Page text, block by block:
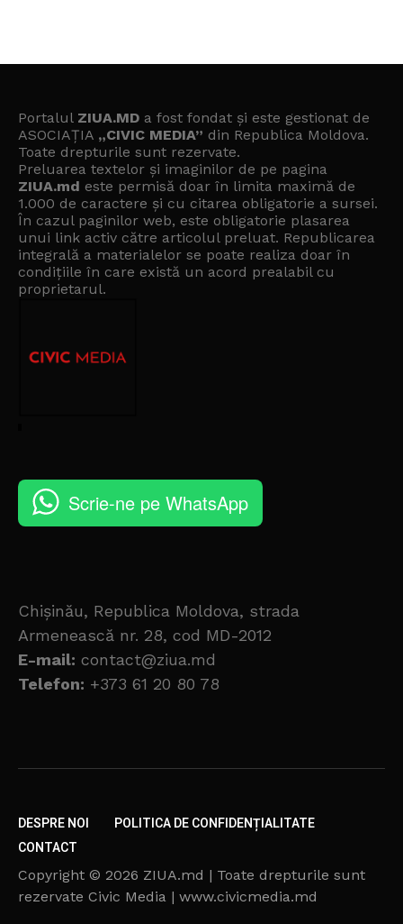
Portalul ZIUA.MD a fost fondat și este gestionat de
ASOCIAȚIA „CIVIC MEDIA” din Republica Moldova.
Toate drepturile sunt rezervate.
Preluarea textelor și imaginilor de pe pagina
ZIUA.md este permisă doar în limita maximă de
1.000 de caractere și cu citarea obligatorie a sursei.
În cazul paginilor web, este obligatorie plasarea
unui link activ către articolul preluat. Republicarea
integrală a materialelor se poate realiza doar în
condițiile în care există un acord prealabil cu
proprietarul.
Scrie-ne pe WhatsApp
Chișinău, Republica Moldova, strada
Armenească nr. 28, cod MD-2012
E-mail: contact@ziua.md
Telefon: +373 61 20 80 78
DESPRE NOI
POLITICA DE CONFIDENȚIALITATE
CONTACT
Copyright © 2026 ZIUA.md | Toate drepturile sunt
rezervate Civic Media | www.civicmedia.md